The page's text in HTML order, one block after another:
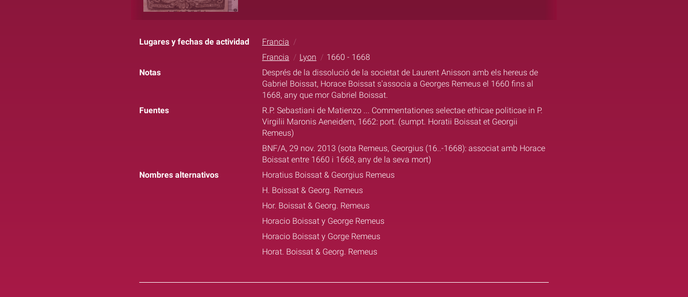
Lugares y fechas de actividad
Francia
Francia
Lyon
1660 - 1668
Notas
Després de la dissolució de la societat de Laurent Anisson amb els hereus de
Gabriel Boissat, Horace Boissat s'associa a Georges Remeus el 1660 fins al
1668, any que mor Gabriel Boissat.
Fuentes
R.P. Sebastiani de Matienzo ... Commentationes selectae ethicae politicae in P.
Virgilii Maronis Aeneidem, 1662: port. (sumpt. Horatii Boissat et Georgii
Remeus)
BNF/A, 29 nov. 2013 (sota Remeus, Georgius (16..-1668): associat amb Horace
Boissat entre 1660 i 1668, any de la seva mort)
Nombres alternativos
Horatius Boissat & Georgius Remeus
H. Boissat & Georg. Remeus
Hor. Boissat & Georg. Remeus
Horacio Boissat y George Remeus
Horacio Boissat y Gorge Remeus
Horat. Boissat & Georg. Remeus